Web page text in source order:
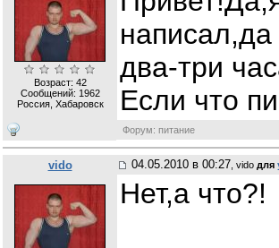
Возраст: 42
Сообщений: 1962
Россия, Хабаровск
два-три
Если что
Форум: питание
vido 04.05.2010 в 00:27 , vido для
Нет,а что?!